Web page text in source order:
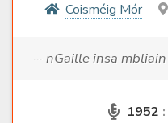
Coisméig Mór
··· nGaille insa mbliain
1952 :